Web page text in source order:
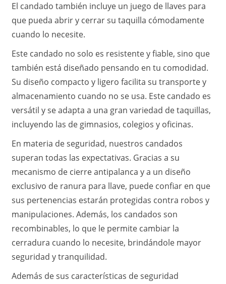
El candado también incluye un juego de llaves para
que pueda abrir y cerrar su taquilla cómodamente
cuando lo necesite.
Este candado no solo es resistente y fiable, sino que
también está diseñado pensando en tu comodidad.
Su diseño compacto y ligero facilita su transporte y
almacenamiento cuando no se usa. Este candado es
versátil y se adapta a una gran variedad de taquillas,
incluyendo las de gimnasios, colegios y oficinas.
En materia de seguridad, nuestros candados
superan todas las expectativas. Gracias a su
mecanismo de cierre antipalanca y a un diseño
exclusivo de ranura para llave, puede confiar en que
sus pertenencias estarán protegidas contra robos y
manipulaciones. Además, los candados son
recombinables, lo que le permite cambiar la
cerradura cuando lo necesite, brindándole mayor
seguridad y tranquilidad.
Además de sus características de seguridad